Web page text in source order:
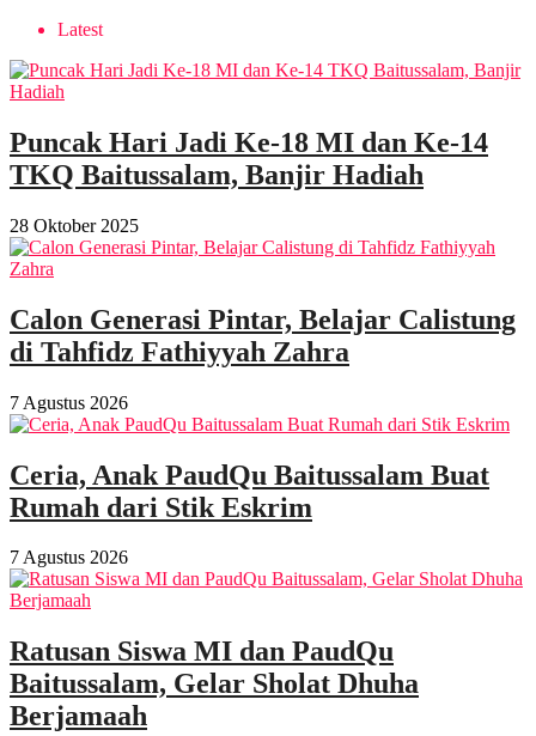
Latest
Puncak Hari Jadi Ke-18 MI dan Ke-14
TKQ Baitussalam, Banjir Hadiah
28 Oktober 2025
Calon Generasi Pintar, Belajar Calistung
di Tahfidz Fathiyyah Zahra
7 Agustus 2026
Ceria, Anak PaudQu Baitussalam Buat
Rumah dari Stik Eskrim
7 Agustus 2026
Ratusan Siswa MI dan PaudQu
Baitussalam, Gelar Sholat Dhuha
Berjamaah